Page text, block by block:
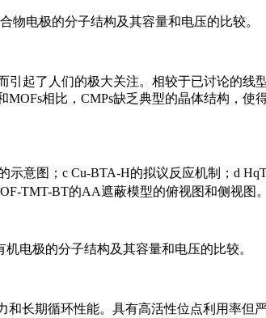
物电极的分子结构及其容量和电压的比较。
起了人们的极大关注。相较于已讨论的
相比，CMPs缺乏典型的晶体结构，使
示意图；c Cu-BTA-H的拟议反应机制；d
TMT-BT的AA遮蔽模型的俯视图和侧视图。
电极的分子结构及其容量和电压的比较。
长期循环性能。具有高活性位点利用率但